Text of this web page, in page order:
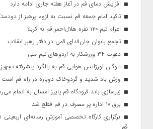
افزایش دمای قم در آغاز هفته جاری ادامه دارد
تاکید امام جمعه قم نسبت به لزوم پرهیز از
اعزام تیم ۱۲۰ نفره هلال‌احمر قم به کربلا
تجمع بانوان جان‌فدای قمی در دفتر رهبر انقلاب
دعوت ۳۴ ورزشکار به اردوهای تیم ملی
ناوگان اورژانس هوایی قم به بالگرد پیشرفته
وزش باد شدید و گردوخاک دوباره در راه قم است
زیرسازی باند فرودگاه قم پاییز امسال به اتمام
برق ۱۰ اداره پر مصرف در قم قطع شد
برگزاری کارگاه تخصصی آموزش رسانه‌ای اربعینی
قم